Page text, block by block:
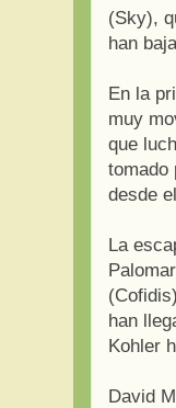
(Sky),
han
En la
muy
que
tomado
desde
La
han
Kohler
David